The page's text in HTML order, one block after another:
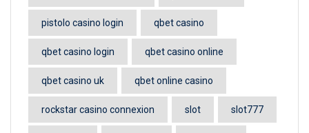
pistolo casino login qbet casino
qbet casino login qbet casino online
qbet casino uk qbet online casino
rockstar casino connexion slot slot777